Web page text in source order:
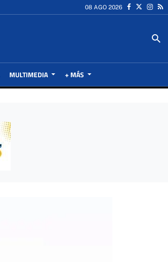
08 AGO 2026
search
MULTIMEDIA + MÁS